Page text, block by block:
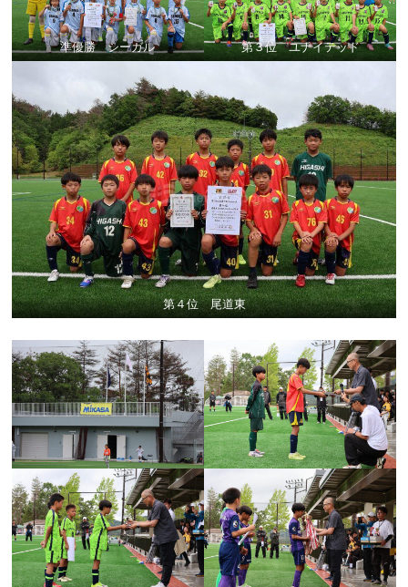
準優勝 シーガル 第３位 ユナイテッド
第４位 尾道東